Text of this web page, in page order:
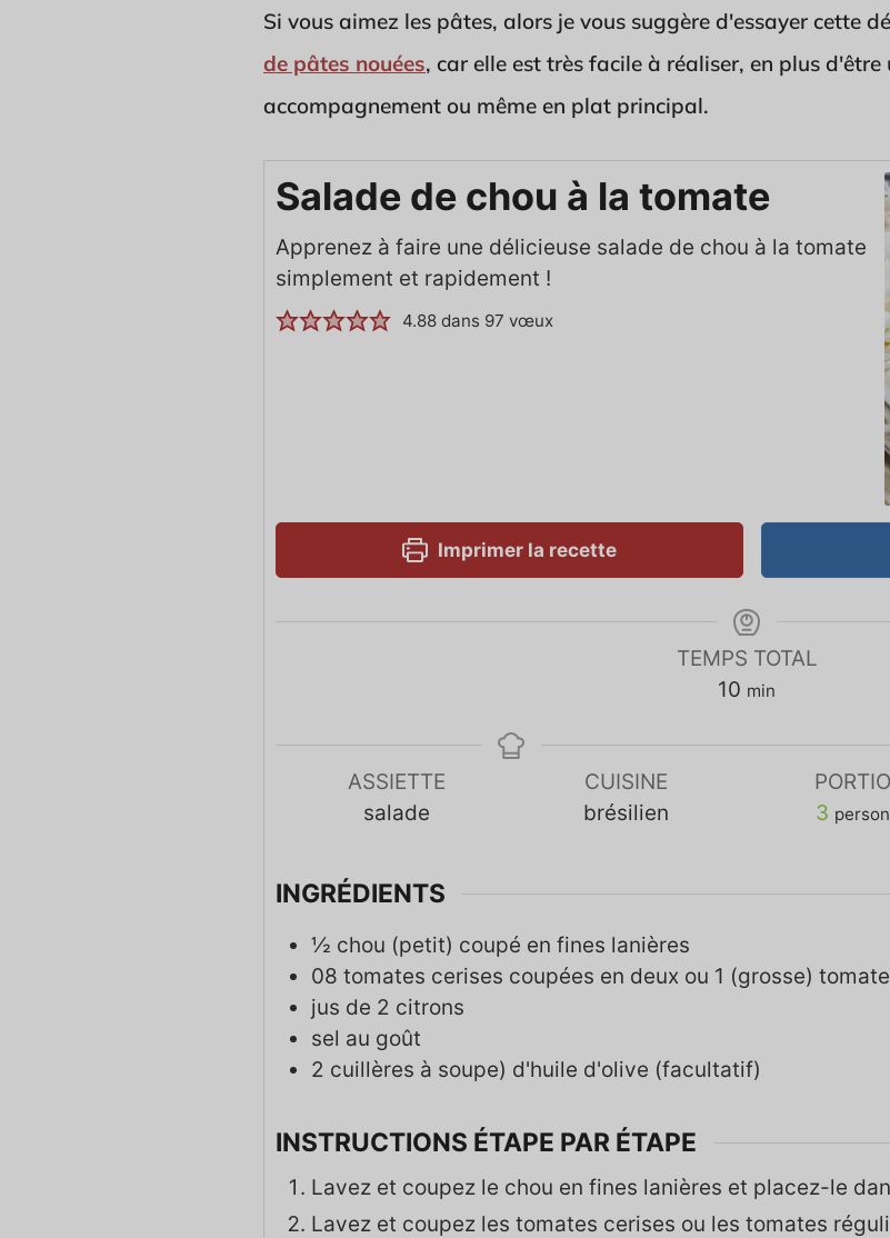
Si vous aimez les pâtes, alors je vous suggère d'essayer cette
de pâtes nouées, car elle est très facile à réaliser, en plus
accompagnement ou même en plat principal.
Salade de chou à la tomate
Apprenez à faire une délicieuse salade de chou à la tomate
simplement et rapidement !
4.88 dans 97 vœux
Imprimer la recette
TEMPS TOTAL
10 min
ASSIETTE
salade
CUISINE
brésilien
3
INGRÉDIENTS
½ chou (petit) coupé en fines lanières
08 tomates cerises coupées en deux ou 1 (grosse)
jus de 2 citrons
sel au goût
2 cuillères à soupe) d'huile d'olive (facultatif)
INSTRUCTIONS ÉTAPE PAR ÉTAPE
Lavez et coupez le chou en fines lanières et placez-le
Lavez et coupez les tomates cerises ou les tomates